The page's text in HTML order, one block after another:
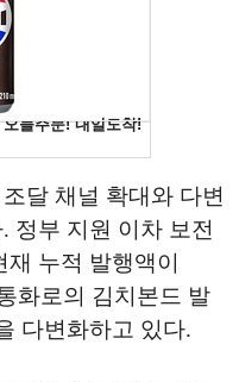
달 채널 확대와 다변
정부 지원 이차 보전
누적 발행액이
화로의 김치본드 발
다변화하고 있다.